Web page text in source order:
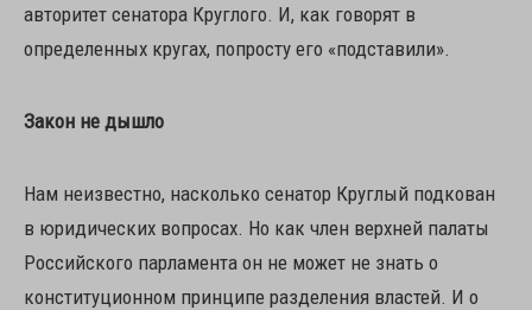
авторитет сенатора Круглого. И, как говорят в
определенных кругах, попросту его «подставили».
Закон не дышло
Нам неизвестно, насколько сенатор Круглый подкован
в юридических вопросах. Но как член верхней палаты
Российского парламента он не может не знать о
конституционном принципе разделения властей. И о